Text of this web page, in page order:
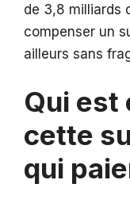
de 3,8 milliards
compenser un
ailleurs sans
Qui est
cette
qui